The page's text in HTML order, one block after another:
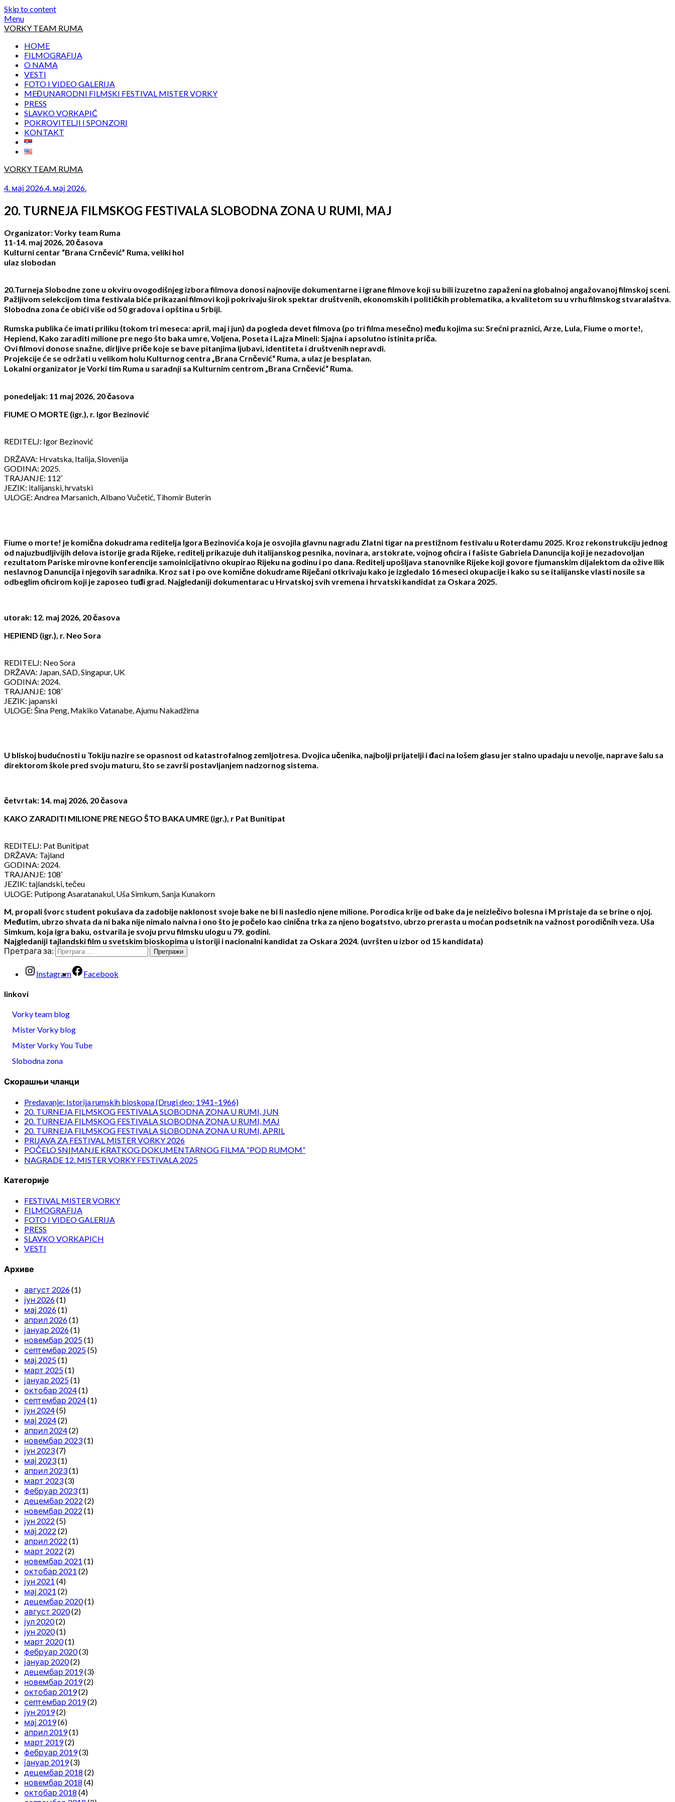
Skip to content
Menu
VORKY TEAM RUMA
HOME
FILMOGRAFIJA
O NAMA
VESTI
FOTO I VIDEO GALERIJA
MEĐUNARODNI FILMSKI FESTIVAL MISTER VORKY
PRESS
SLAVKO VORKAPIĆ
POKROVITELJI I SPONZORI
KONTAKT
VORKY TEAM RUMA
4. мај 2026.4. мај 2026.
20. TURNEJA FILMSKOG FESTIVALA SLOBODNA ZONA U RUMI, MAJ
Organizator: Vorky team Ruma
11-14. maj 2026, 20 časova
Kulturni centar “Brana Crnčević” Ruma, veliki hol
ulaz slobodan
20.Turneja Slobodne zone u okviru ovogodišnjeg izbora filmova donosi najnovije dokumentarne i igrane filmove koji su bili izuzetno zapaženi na globalnoj angažovanoj filmskoj sceni.
Pažljivom selekcijom tima festivala biće prikazani filmovi koji pokrivaju širok spektar društvenih, ekonomskih i političkih problematika, a kvalitetom su u vrhu filmskog stvaralaštva.
Slobodna zona će obići više od 50 gradova i opština u Srbiji.
Rumska publika će imati priliku (tokom tri meseca: april, maj i jun) da pogleda devet filmova (po tri filma mesečno) među kojima su: Srećni praznici, Arze, Lula, Fiume o morte!,
Hepiend, Kako zaraditi milione pre nego što baka umre, Voljena, Poseta i Lajza Mineli: Sjajna i apsolutno istinita priča.
Ovi filmovi donose snažne, dirljive priče koje se bave pitanjima ljubavi, identiteta i društvenih nepravdi.
Projekcije će se održati u velikom holu Kulturnog centra „Brana Crnčević“ Ruma, a ulaz je besplatan.
Lokalni organizator je Vorki tim Ruma u saradnji sa Kulturnim centrom „Brana Crnčević“ Ruma.
ponedeljak: 11 maj 2026, 20 časova
FIUME O MORTE (igr.), r. Igor Bezinović
REDITELJ: Igor Bezinović
DRŽAVA: Hrvatska, Italija, Slovenija
GODINA: 2025.
TRAJANJE: 112’
JEZIK: italijanski, hrvatski
ULOGE: Andrea Marsanich, Albano Vučetić, Tihomir Buterin
Fiume o morte! je komična dokudrama reditelja Igora Bezinovića koja je osvojila glavnu nagradu Zlatni tigar na prestižnom festivalu u Roterdamu 2025. Kroz rekonstrukciju jednog
od najuzbudljivijih delova istorije grada Rijeke, reditelj prikazuje duh italijanskog pesnika, novinara, arstokrate, vojnog oficira i fašiste Gabriela Danuncija koji je nezadovoljan
rezultatom Pariske mirovne konferencije samoinicijativno okupirao Rijeku na godinu i po dana. Reditelj upošljava stanovnike Rijeke koji govore fjumanskim dijalektom da ožive llik
neslavnog Danuncija i njegovih saradnika. Kroz sat i po ove komične dokudrame Riječani otkrivaju kako je izgledalo 16 meseci okupacije i kako su se italijanske vlasti nosile sa
odbeglim oficirom koji je zaposeo tuđi grad. Najgledaniji dokumentarac u Hrvatskoj svih vremena i hrvatski kandidat za Oskara 2025.
utorak: 12. maj 2026, 20 časova
HEPIEND (igr.), r. Neo Sora
REDITELJ: Neo Sora
DRŽAVA: Japan, SAD, Singapur, UK
GODINA: 2024.
TRAJANJE: 108’
JEZIK: japanski
ULOGE: Šina Peng, Makiko Vatanabe, Ajumu Nakadžima
U bliskoj budućnosti u Tokiju nazire se opasnost od katastrofalnog zemljotresa. Dvojica učenika, najbolji prijatelji i đaci na lošem glasu jer stalno upadaju u nevolje, naprave šalu sa
direktorom škole pred svoju maturu, što se završi postavljanjem nadzornog sistema.
četvrtak: 14. maj 2026, 20 časova
KAKO ZARADITI MILIONE PRE NEGO ŠTO BAKA UMRE (igr.), r Pat Bunitipat
REDITELJ: Pat Bunitipat
DRŽAVA: Tajland
GODINA: 2024.
TRAJANJE: 108’
JEZIK: tajlandski, tečeu
ULOGE: Putipong Asaratanakul, Uša Simkum, Sanja Kunakorn
M, propali švorc student pokušava da zadobije naklonost svoje bake ne bi li nasledio njene milione. Porodica krije od bake da je neizlečivo bolesna i M pristaje da se brine o njoj.
Međutim, ubrzo shvata da ni baka nije nimalo naivna i ono što je počelo kao cinična trka za njeno bogatstvo, ubrzo prerasta u moćan podsetnik na važnost porodičnih veza. Uša
Simkum, koja igra baku, ostvarila je svoju prvu filmsku ulogu u 79. godini.
Najgledaniji tajlandski film u svetskim bioskopima u istoriji i nacionalni kandidat za Oskara 2024. (uvršten u izbor od 15 kandidata)
Претрага за:
Instagram Facebook
linkovi
Vorky team blog
Mister Vorky blog
Mister Vorky You Tube
Slobodna zona
Скорашњи чланци
Predavanje: Istorija rumskih bioskopa (Drugi deo: 1941–1966)
20. TURNEJA FILMSKOG FESTIVALA SLOBODNA ZONA U RUMI, JUN
20. TURNEJA FILMSKOG FESTIVALA SLOBODNA ZONA U RUMI, MAJ
20. TURNEJA FILMSKOG FESTIVALA SLOBODNA ZONA U RUMI, APRIL
PRIJAVA ZA FESTIVAL MISTER VORKY 2026
POČELO SNIMANJE KRATKOG DOKUMENTARNOG FILMA “POD RUMOM”
NAGRADE 12. MISTER VORKY FESTIVALA 2025
Категорије
FESTIVAL MISTER VORKY
FILMOGRAFIJA
FOTO I VIDEO GALERIJA
PRESS
SLAVKO VORKAPICH
VESTI
Архиве
август 2026(1)
јун 2026(1)
мај 2026(1)
април 2026(1)
јануар 2026(1)
новембар 2025(1)
септембар 2025(5)
мај 2025(1)
март 2025(1)
јануар 2025(1)
октобар 2024(1)
септембар 2024(1)
јун 2024(5)
мај 2024(2)
април 2024(2)
новембар 2023(1)
јун 2023(7)
мај 2023(1)
април 2023(1)
март 2023(3)
фебруар 2023(1)
децембар 2022 (2)
новембар 2022 (1)
јун 2022 (5)
мај 2022 (2)
април 2022 (1)
март 2022 (2)
новембар 2021 (1)
октобар 2021 (2)
јун 2021 (4)
мај 2021 (2)
децембар 2020(1)
август 2020(2)
јул 2020(2)
јун 2020(1)
март 2020(1)
фебруар 2020(3)
јануар 2020(2)
децембар 2019(3)
новембар 2019(2)
октобар 2019(2)
септембар 2019(2)
јун 2019(2)
мај 2019(6)
април 2019(1)
март 2019(2)
фебруар 2019(3)
јануар 2019(3)
децембар 2018 (2)
новембар 2018 (4)
октобар 2018 (4)